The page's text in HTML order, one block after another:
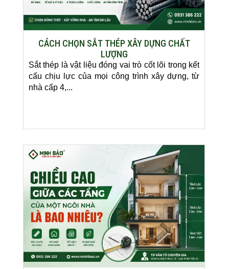
CÁCH CHỌN SẮT THÉP XÂY DỰNG CHẤT
LƯỢNG
Sắt thép là vật liệu đóng vai trò cốt lõi trong kết
cấu chịu lực của mọi công trình xây dựng, từ
nhà cấp 4,...